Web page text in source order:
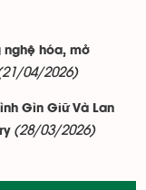
nghệ hóa, mở
04/2026)
Gìn Giữ Và Lan
(28/03/2026)